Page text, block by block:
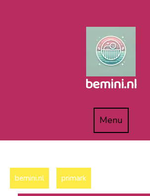
bemini.nl
MenuMenu
bemini.nl primark